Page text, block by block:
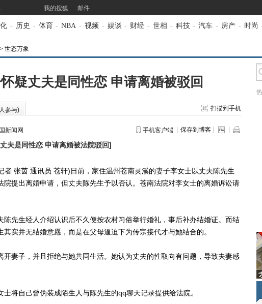
我的搜狐 邮件
- 历史 - 体育 - NBA - 视频 - 娱谈 - 财经 - 世相 - 科技 - 汽车 - 房产 - 时尚
> 世态万象
疑丈夫是同性恋 申请离婚被驳回
人参与) 扫描到手机
新闻网 手机客户端 保存到博客
夫是同性恋 申请离婚被法院驳回]
张茵 通讯员 苍轩)日前，家住温州苍南灵溪的妻子李女士以丈夫陈先生
院提出离婚申请，但丈夫陈先生予以否认。苍南法院对李女士的离婚诉讼请
先生经人介绍认识后不久便按农村习俗举行婚礼，事后补办结婚证。而结
实并无结婚意愿，而是在父母逼迫下为传宗接代才与她结合的。
妻子，并且拒绝与她共同生活。她认为丈夫的性取向有问题，导致夫妻感
自己曾伪装成陌生人与陈先生的qq聊天记录提供给法院。